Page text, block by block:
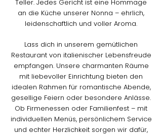
Teller. Jedes Gericht ist eine Hommage
an die Küche unserer Nonna – ehrlich,
leidenschaftlich und voller Aroma.
Lass dich in unserem gemütlichen
Restaurant von italienischer Lebensfreude
empfangen. Unsere charmanten Räume
mit liebevoller Einrichtung bieten den
idealen Rahmen für romantische Abende,
gesellige Feiern oder besondere Anlässe.
Ob Firmenessen oder Familienfest – mit
individuellen Menüs, persönlichem Service
und echter Herzlichkeit sorgen wir dafür,